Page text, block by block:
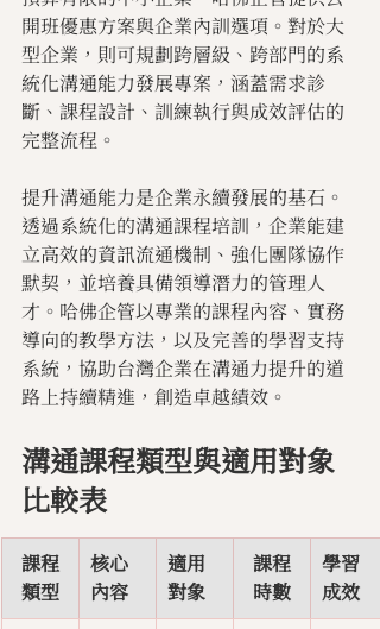
開班優惠方案與企業內訓選項。對於大
型企業，則可規劃跨層級、跨部門的系
統化溝通能力發展專案，涵蓋需求診
斷、課程設計、訓練執行與成效評估的
完整流程。
提升溝通能力是企業永續發展的基石。
透過系統化的溝通課程培訓，企業能建
立高效的資訊流通機制、強化團隊協作
默契，並培養具備領導潛力的管理人
才。哈佛企管以專業的課程內容、實務
導向的教學方法，以及完善的學習支持
系統，協助台灣企業在溝通力提升的道
路上持續精進，創造卓越績效。
溝通課程類型與適用對象
比較表
課程
類型
核心
內容
適用
對象
課程
時數
學習
成效